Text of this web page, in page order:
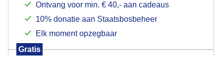
Ontvang voor min. € 40,- aan cadeaus
10% donatie aan Staatsbosbeheer
Elk moment opzegbaar
Gratis
Een moment geduld aub...
Populaire categorieën
Indien je hier nog geen akkoord op hebt gegeven,
verschijnt er zo een pop-up uit je browser waarin
Is goed, toon de popup